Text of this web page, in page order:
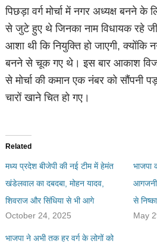
पिछड़ा वर्ग मोर्चा में नगर अध्यक्ष बनने के
से जुटे हुए थे जिनका नाम विधायक रहे
आशा थी कि नियुक्ति हो जाएगी, क्योंकि
बनने से चूक गए थे। इस बार आकाश
से मोर्चा की कमान एक नंबर को सौंपनी
चारों खाने चित हो गए।
Related
मध्य प्रदेश बीजेपी की नई टीम में हेमंत
खंडेलवाल का दबदबा, मोहन यादव,
शिवराज और सिंधिया से भी आगे
October 24, 2025
भाजपा
आगजनी
से
May
भाजपा ने अभी तक हर वर्ग के लोगों को